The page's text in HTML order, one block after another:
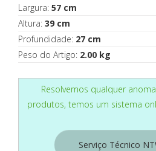
Largura: 57 cm
Altura: 39 cm
Profundidade: 27 cm
Peso do Artigo: 2.00 kg
Resolvemos qualquer
produtos, temos um sistema
Serviço Técnico